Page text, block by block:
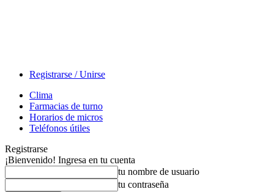
Registrarse / Unirse
Clima
Farmacias de turno
Horarios de micros
Teléfonos útiles
Registrarse
¡Bienvenido! Ingresa en tu cuenta
tu nombre de usuario
tu contraseña